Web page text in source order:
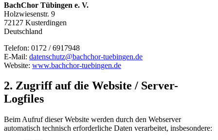
BachChor Tübingen e. V.
Holzwiesenstr. 9
72127 Kusterdingen
Deutschland
Telefon: 0172 / 6917948
E-Mail: datenschutz@bachchor-tuebingen.de
Website: www.bachchor-tuebingen.de
2. Zugriff auf die Website / Server-
Logfiles
Beim Aufruf dieser Website werden durch den Webserver
automatisch technisch erforderliche Daten verarbeitet, insbesondere: